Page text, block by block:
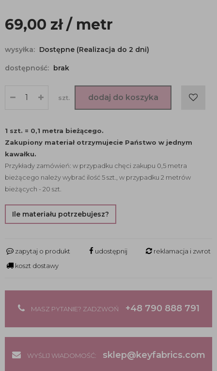
69,00 zł/ metr
wysyłka: Dostępne (Realizacja do 2 dni)
dostępność: brak
szt. dodaj do koszyka
1 szt. = 0,1 metra bieżącego.
Zakupiony materiał otrzymujecie Państwo w jednym
kawałku.
Przykłady zamówień: w przypadku chęci zakupu 0,5 metra
bieżącego należy wybrać ilość 5 szt., w przypadku 2 metrów
bieżących - 20 szt.
Ile materiału potrzebujesz?
zapytaj o produkt udostępnij
reklamacja i zwrot
koszt dostawy
MASZ PYTANIE? ZADZWOŃ +48 790 888 791
WYŚLIJ WIADOMOŚĆ: sklep@keyfabrics.com